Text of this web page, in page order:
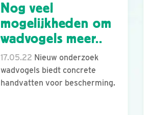
Nog veel
mogelijkheden om
wadvogels meer..
17.05.22 Nieuw onderzoek
wadvogels biedt concrete
handvatten voor bescherming.